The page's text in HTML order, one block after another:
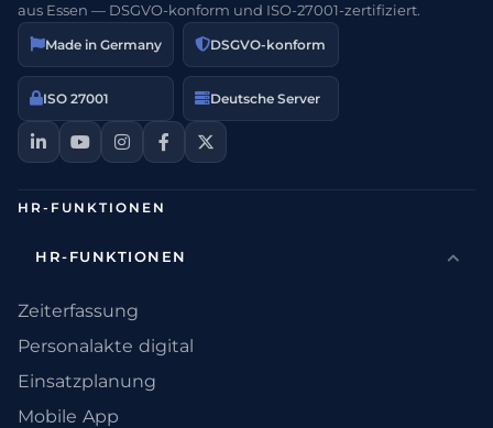
aus Essen — DSGVO-konform und ISO-27001-zertifiziert.
Made in Germany DSGVO-konform
ISO 27001 Deutsche Server
HR-FUNKTIONEN
HR-FUNKTIONEN
Zeiterfassung
Personalakte digital
Einsatzplanung
Mobile App